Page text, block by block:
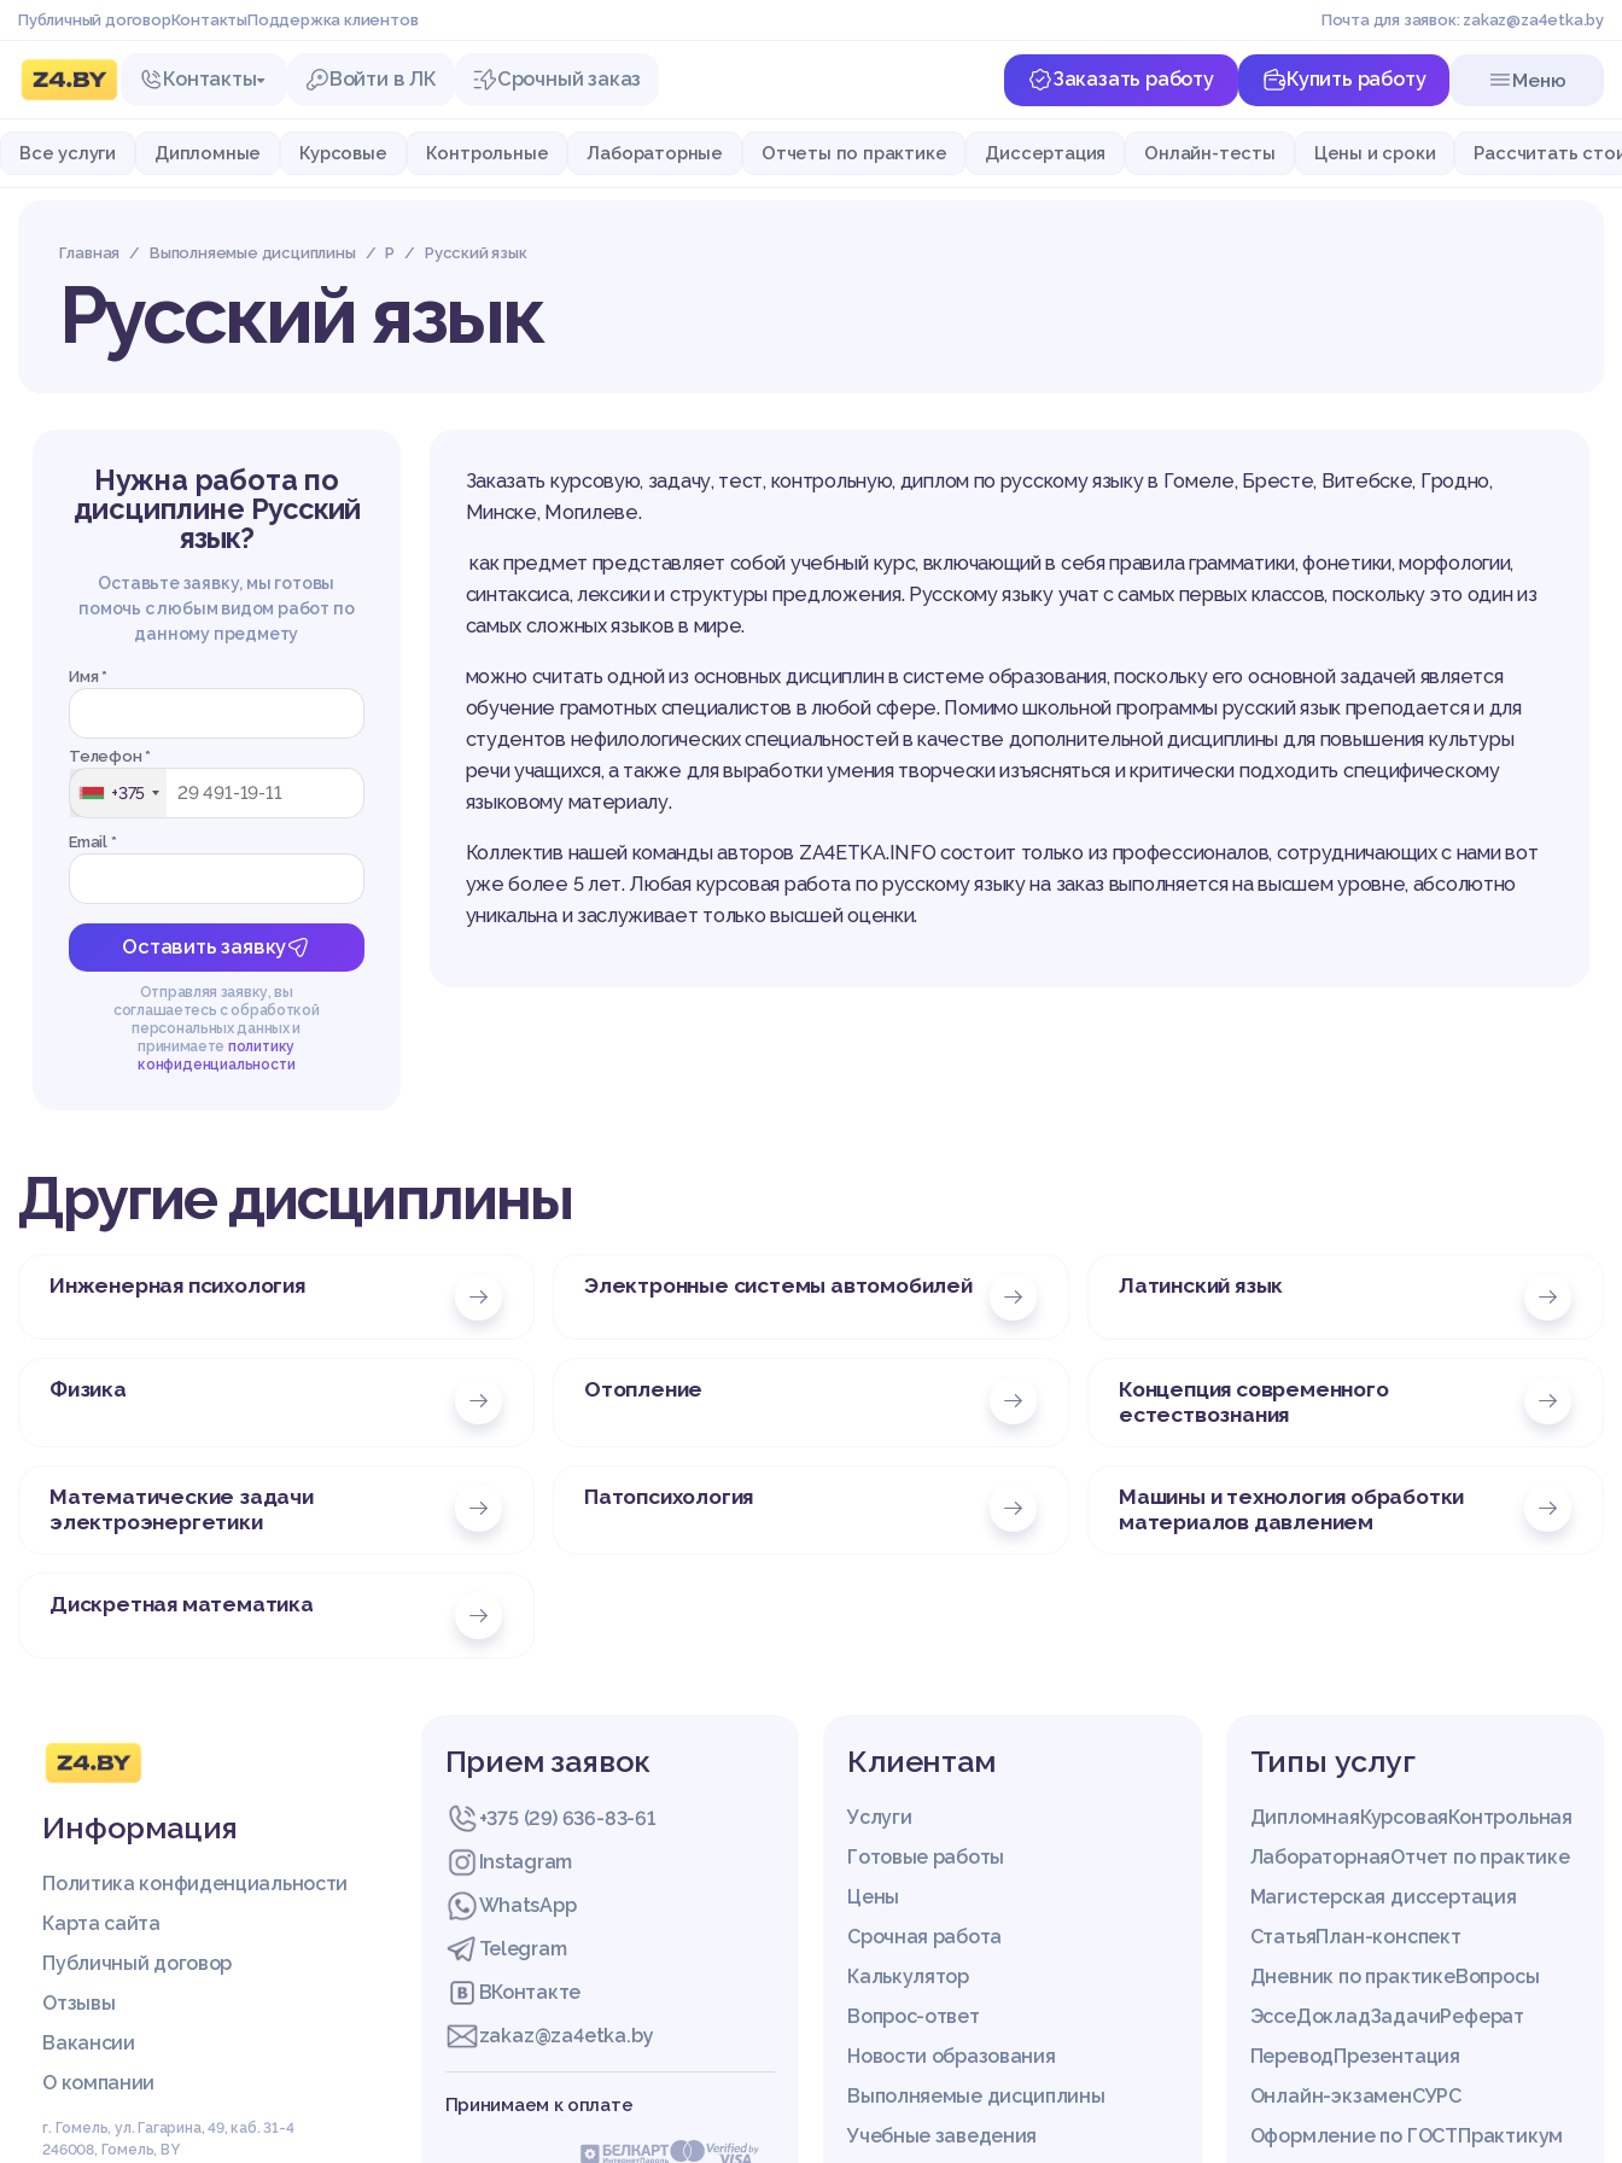
Публичный договорКонтактыПоддержка клиентов Почта для заявок: zakaz@za4etka.by
Контакты Войти в ЛК Срочный заказ Заказать работу Купить работу Меню
Все услуги Дипломные Курсовые Контрольные Лабораторные Отчеты по практике Диссертация Онлайн-тесты Цены и сроки Рассчитать
Главная Выполняемые дисциплины Р Русский язык
Русский язык
Нужна работа по
дисциплине Русский
язык?
Оставьте заявку, мы готовы
помочь с любым видом работ по
данному предмету
Имя *
Телефон *
+375
Email *
Оставить заявку
Отправляя заявку, вы
соглашаетесь с обработкой
персональных данных и
принимаете политику
конфиденциальности
Заказать курсовую, задачу, тест, контрольную, диплом по русскому языку в Гомеле, Бресте, Витебске, Гродно,
Минске, Могилеве.
как предмет представляет собой учебный курс, включающий в себя правила грамматики, фонетики, морфологии,
синтаксиса, лексики и структуры предложения. Русскому языку учат с самых первых классов, поскольку это один из
самых сложных языков в мире.
можно считать одной из основных дисциплин в системе образования, поскольку его основной задачей является
обучение грамотных специалистов в любой сфере. Помимо школьной программы русский язык преподается и для
студентов нефилологических специальностей в качестве дополнительной дисциплины для повышения культуры
речи учащихся, а также для выработки умения творчески изъясняться и критически подходить специфическому
языковому материалу.
Коллектив нашей команды авторов ZA4ETKA.INFO состоит только из профессионалов, сотрудничающих с нами вот
уже более 5 лет. Любая курсовая работа по русскому языку на заказ выполняется на высшем уровне, абсолютно
уникальна и заслуживает только высшей оценки.
Другие дисциплины
Инженерная психология Электронные системы автомобилей Латинский язык
Физика Отопление
Концепция современного
естествознания
Математические задачи
электроэнергетики
Патопсихология
Машины и технология обработки
материалов давлением
Дискретная математика
Информация
Политика конфиденциальности
Карта сайта
Публичный договор
Отзывы
Вакансии
О компании
г. Гомель, ул. Гагарина, 49, каб. 31-4
246008, Гомель, BY
Прием заявок
+375 (29) 636-83-61
Instagram
WhatsApp
Telegram
ВКонтакте
zakaz@za4etka.by
Принимаем к оплате
Клиентам
Услуги
Готовые работы
Цены
Срочная работа
Калькулятор
Вопрос-ответ
Новости образования
Выполняемые дисциплины
Учебные заведения
Типы услуг
ДипломнаяКурсоваяКонтрольная
ЛабораторнаяОтчет по практике
Магистерская диссертация
СтатьяПлан-конспект
Дневник по практикеВопросы
ЭссеДокладЗадачиРеферат
ПереводПрезентация
Онлайн-экзаменСУРС
Оформление по ГОСТПрактикум